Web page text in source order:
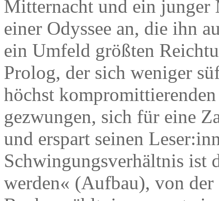
Mitternacht und ein junger
einer Odyssee an, die ihn
ein Umfeld größten
Prolog, der sich weniger
höchst
gezwungen, sich für eine
und erspart seinen
Schwingungsverhältnis ist
werden« (Aufbau), von